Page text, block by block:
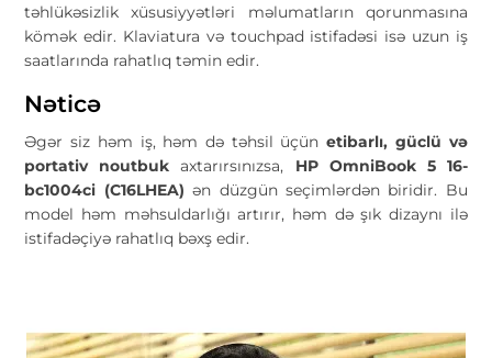
təhlükəsizlik xüsusiyyətləri məlumatların qorunmasına
kömək edir. Klaviatura və touchpad istifadəsi isə uzun iş
saatlarında rahatlıq təmin edir.
Nəticə
Əgər siz həm iş, həm də təhsil üçünetibarlı, güclü və
portativ noutbuk axtarırsınızsa, HP OmniBook 5 16-
bc1004ci (C16LHEA) ən düzgün seçimlərdən biridir. Bu
model həm məhsuldarlığı artırır, həm də şık dizaynı ilə
istifadəçiyə rahatlıq bəxş edir.